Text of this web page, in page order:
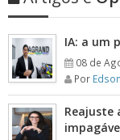
IA: a um
08 de
Por
Reajuste